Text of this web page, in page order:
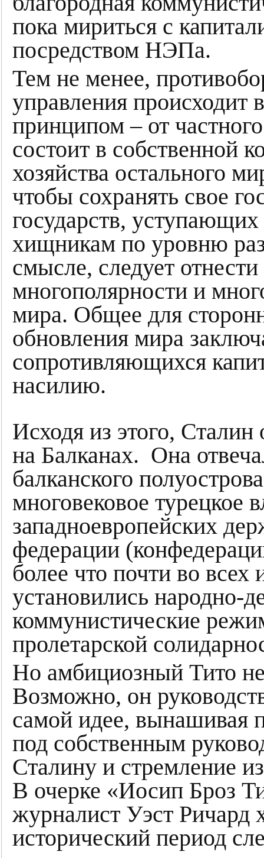
пока мириться с
посредством НЭПа.
Тем не менее,
управления происходит
принципом – от
состоит в собственной
хозяйства остального
чтобы сохранять свое
государств,
хищникам по уровню
смысле, следует
многополярности и
мира. Общее для
обновления мира
сопротивляющихся
насилию.
Исходя из этого,
на Балканах. Она
балканского
многовековое турецкое
западноевропейских
федерации
более что почти во
установились народно-
коммунистические
пролетарской
Но амбициозный Тито
Возможно, он
самой идее, вынашивая
под собственным
Сталину и стремление
В очерке «Иосип Броз
журналист Уэст Ричард
исторический период